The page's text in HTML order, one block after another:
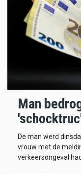
Man
De man werd
vrouw met de
verkeersongeval